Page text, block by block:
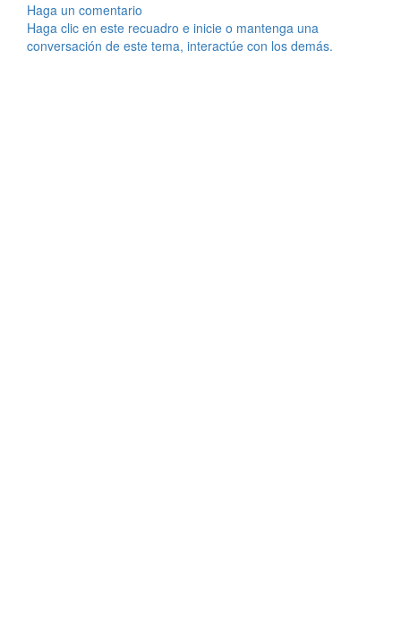
Haga un comentario
Haga clic en este recuadro e inicie o mantenga una
conversación de este tema, interactúe con los demás.